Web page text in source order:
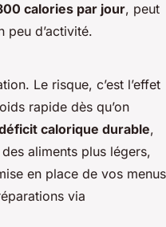
calories par jour, peut
peu d’activité.
Le risque, c’est l’effet
rapide dès qu’on
calorique durable,
aliments plus légers,
en place de vos menus
via